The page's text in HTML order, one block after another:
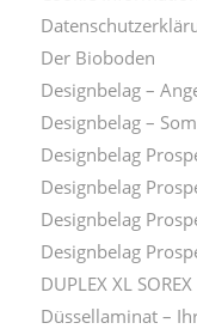
Der Bioboden
Designbelag –
Designbelag –
Designbelag
Designbelag
Designbelag
Designbelag
DUPLEX XL SOREX
Düssellaminat –